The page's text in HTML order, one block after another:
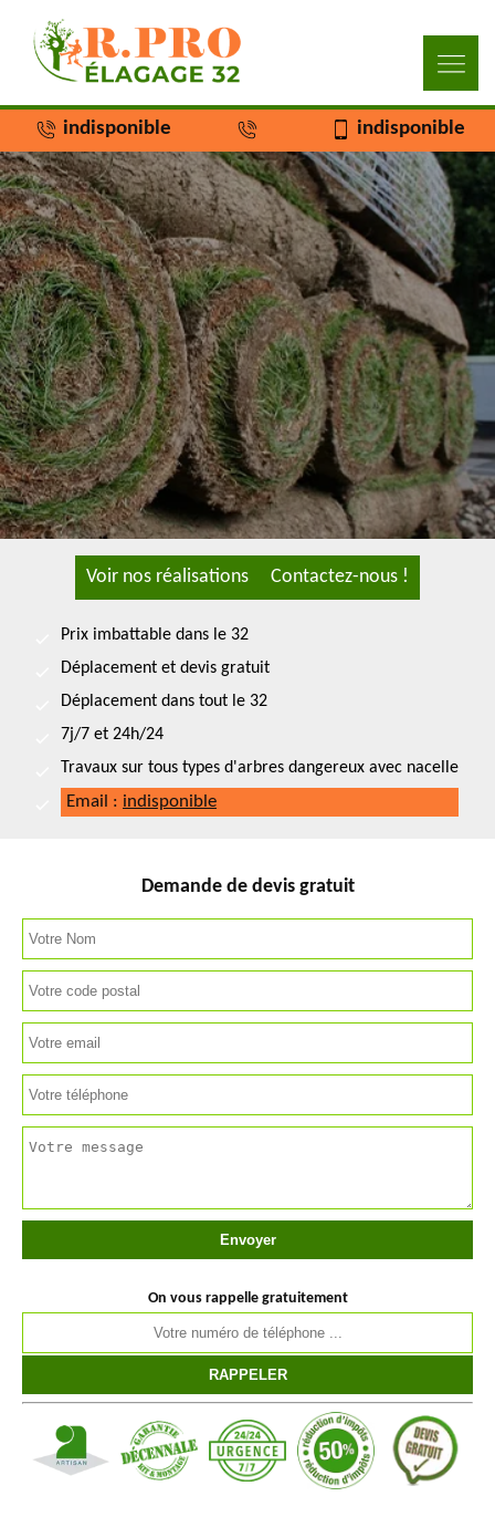
indisponible indisponible
Voir nos réalisations Contactez-nous !
Prix imbattable dans le 32
Déplacement et devis gratuit
Déplacement dans tout le 32
7j/7 et 24h/24
Travaux sur tous types d'arbres dangereux avec nacelle
Email : indisponible
Demande de devis gratuit
On vous rappelle gratuitement